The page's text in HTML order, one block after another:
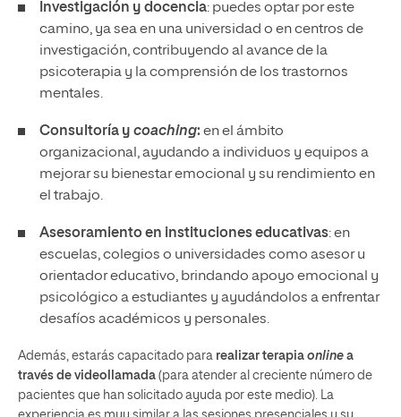
Investigación y docencia: puedes optar por este
camino, ya sea en una universidad o en centros de
investigación, contribuyendo al avance de la
psicoterapia y la comprensión de los trastornos
mentales.
Consultoría y coaching: en el ámbito
organizacional, ayudando a individuos y equipos a
mejorar su bienestar emocional y su rendimiento en
el trabajo.
Asesoramiento en instituciones educativas: en
escuelas, colegios o universidades como asesor u
orientador educativo, brindando apoyo emocional y
psicológico a estudiantes y ayudándolos a enfrentar
desafíos académicos y personales.
Además, estarás capacitado para realizar terapia online a
través de videollamada (para atender al creciente número de
pacientes que han solicitado ayuda por este medio). La